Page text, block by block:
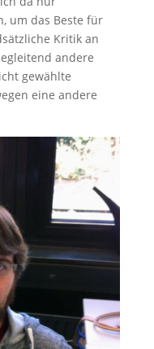
um das Beste für
Kritik an
andere
gewählte
eine andere